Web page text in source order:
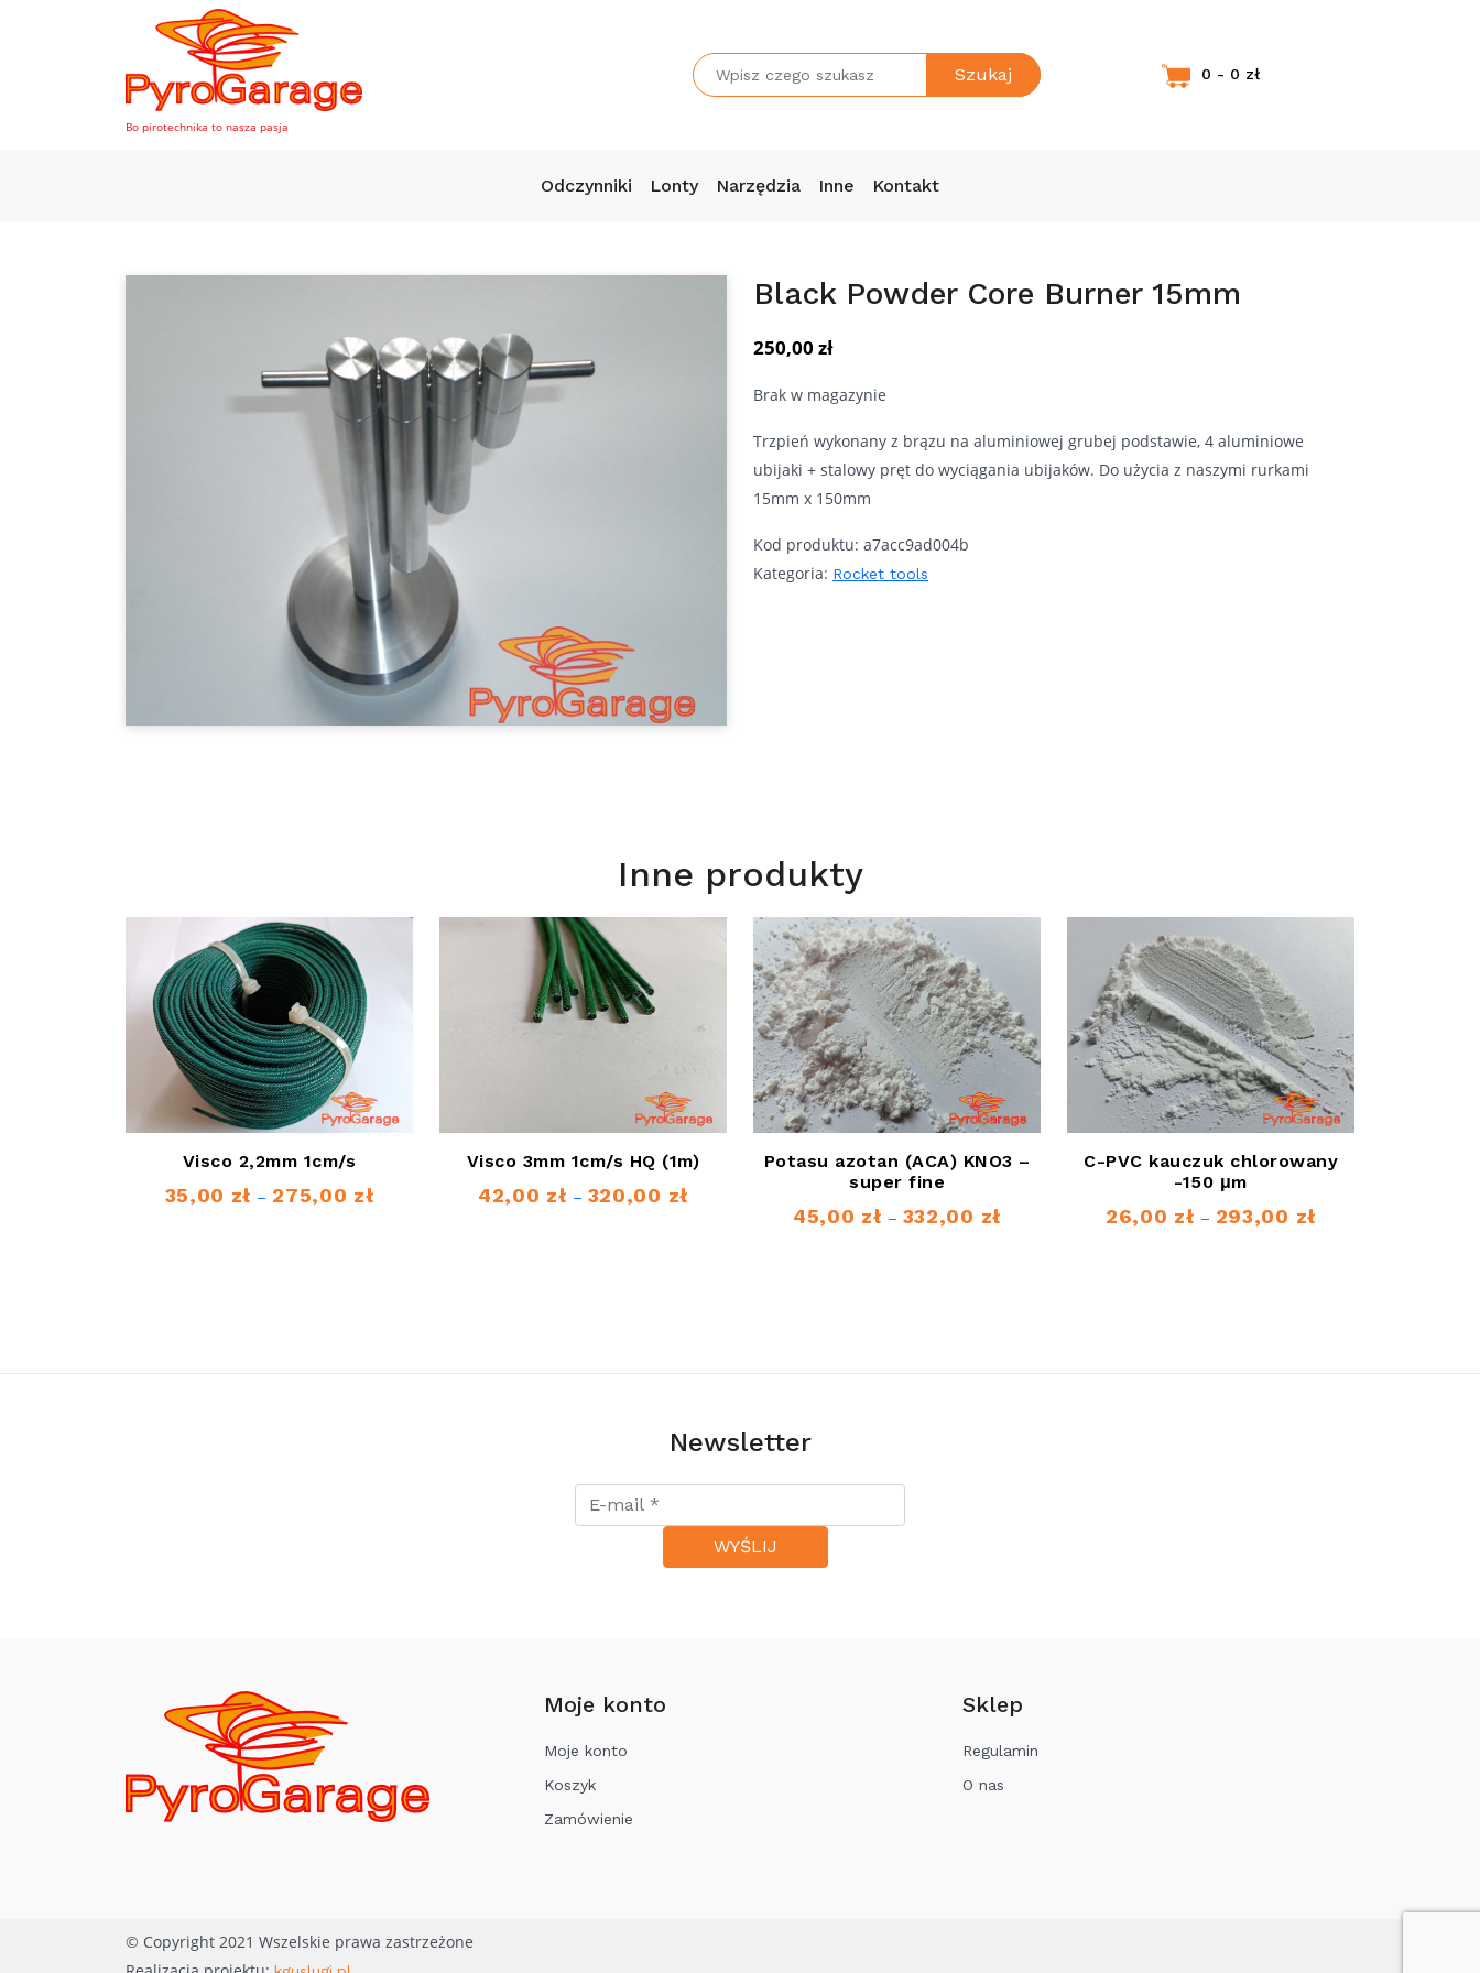
Bo pirotechnika to nasza pasja
Szukaj 0 - 0 zł
Odczynniki Lonty Narzędzia Inne Kontakt
Black Powder Core Burner 15mm
250,00 zł
Brak w magazynie
Trzpień wykonany z brązu na aluminiowej grubej podstawie, 4 aluminiowe
ubijaki + stalowy pręt do wyciągania ubijaków. Do użycia z naszymi rurkami
15mm x 150mm
Kod produktu: a7acc9ad004b
Kategoria: Rocket tools
Inne produkty
Visco 2,2mm 1cm/s
35,00 zł – 275,00 złZakres
Visco 3mm 1cm/s HQ (1m)
42,00 zł – 320,00 złZakres
Potasu azotan (ACA) KNO3 –
super fine
45,00 zł – 332,00 złZakres
C-PVC kauczuk chlorowany
-150 μm
26,00 zł – 293,00 złZakres
Newsletter
Moje konto
Moje konto
Koszyk
Zamówienie
Sklep
Regulamin
O nas
© Copyright 2021 Wszelskie prawa zastrzeżone